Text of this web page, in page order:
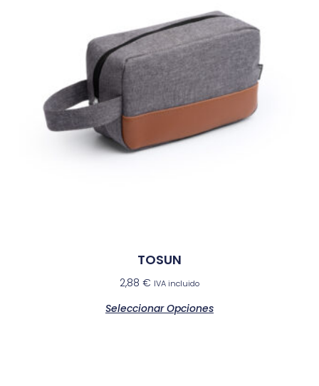
TOSUN
2,88 € IVA incluido
Seleccionar Opciones